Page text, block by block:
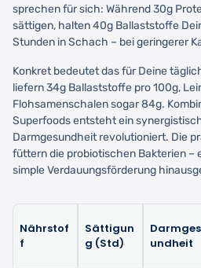
sprechen für sich: Während 30g
sättigen, halten 40g Ballaststoffe
Stunden in Schach – bei geringerer
Konkret bedeutet das für Deine
liefern 34g Ballaststoffe pro 100g,
Flohsamenschalen sogar 84g.
Superfoods entsteht ein
Darmgesundheit revolutioniert. Die
füttern die probiotischen Bakterien –
simple Verdauungsförderung
Nährstof
f
Sättigun
g (Std)
Darmges
undheit